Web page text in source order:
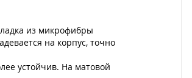
из микрофибры
на корпус, точно
устойчив. На матовой